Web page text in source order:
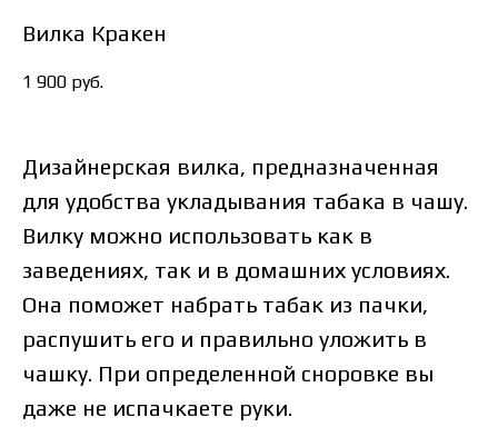
Вилка Кракен
1 900 руб.
Дизайнерская вилка, предназначенная
для удобства укладывания табака в чашу.
Вилку можно использовать как в
заведениях, так и в домашних условиях.
Она поможет набрать табак из пачки,
распушить его и правильно уложить в
чашку. При определенной сноровке вы
даже не испачкаете руки.